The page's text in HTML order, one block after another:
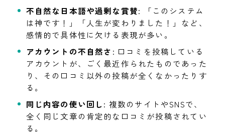
不自然な日本語や過剰な賞賛: 「このシステム
は神です！」「人生が変わりました！」など、
感情的で具体性に欠ける表現が多い。
アカウントの不自然さ : 口コミを投稿している
アカウントが、ごく最近作られたものであった
り、その口コミ以外の投稿が全くなかったりす
る。
同じ内容の使い回し : 複数のサイトやSNSで、
全く同じ文章の肯定的な口コミが投稿されてい
る。